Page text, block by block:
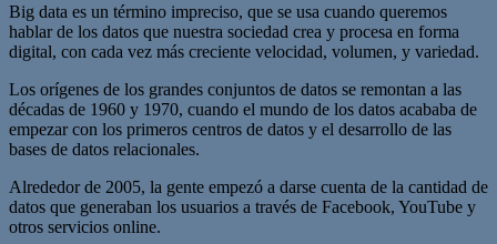
Big data es un término impreciso, que se usa cuando queremos
hablar de los datos que nuestra sociedad crea y procesa en forma
digital, con cada vez más creciente velocidad, volumen, y variedad.
Los orígenes de los grandes conjuntos de datos se remontan a las
décadas de 1960 y 1970, cuando el mundo de los datos acababa de
empezar con los primeros centros de datos y el desarrollo de las
bases de datos relacionales.
Alrededor de 2005, la gente empezó a darse cuenta de la cantidad de
datos que generaban los usuarios a través de Facebook, YouTube y
otros servicios online.